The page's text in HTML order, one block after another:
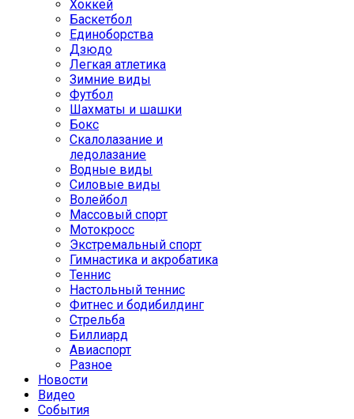
Хоккей
Баскетбол
Единоборства
Дзюдо
Легкая атлетика
Зимние виды
Футбол
Шахматы и шашки
Бокс
Скалолазание и
ледолазание
Водные виды
Силовые виды
Волейбол
Массовый спорт
Мотокросс
Экстремальный спорт
Гимнастика и акробатика
Теннис
Настольный теннис
Фитнес и бодибилдинг
Стрельба
Биллиард
Авиаспорт
Разное
Новости
Видео
События